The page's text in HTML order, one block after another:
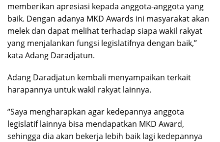
memberikan apresiasi kepada anggota-anggota yang
baik. Dengan adanya MKD Awards ini masyarakat akan
melek dan dapat melihat terhadap siapa wakil rakyat
yang menjalankan fungsi legislatifnya dengan baik,”
kata Adang Daradjatun.
Adang Daradjatun kembali menyampaikan terkait
harapannya untuk wakil rakyat lainnya.
“Saya mengharapkan agar kedepannya anggota
legislatif lainnya bisa mendapatkan MKD Award,
sehingga dia akan bekerja lebih baik lagi kedepannya